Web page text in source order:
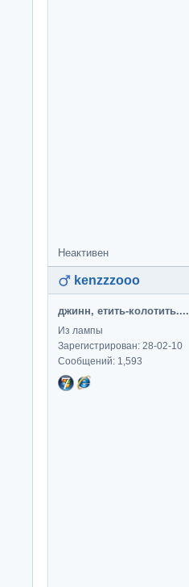
Неактивен
kenzzzooo
джинн, етить-колотить....
Из лампы
Зарегистрирован: 28-02-10
Сообщений: 1,593